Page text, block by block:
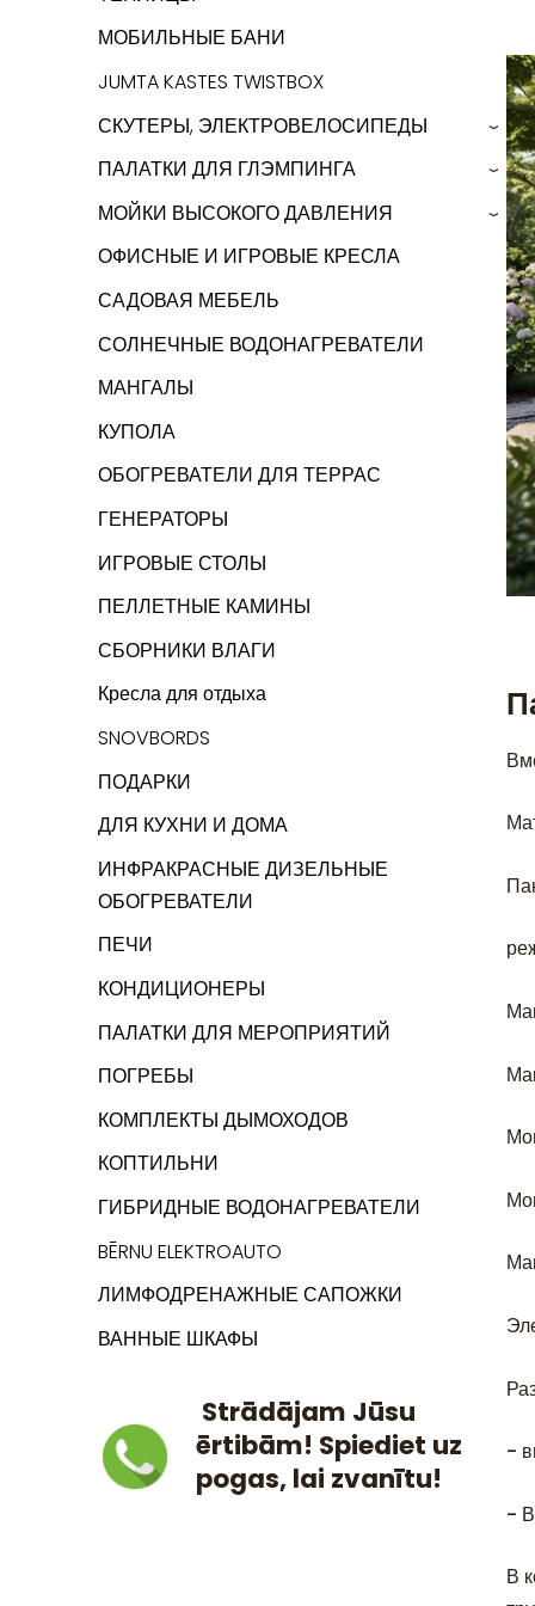
МОБИЛЬНЫЕ БАНИ
JUMTA KASTES TWISTBOX
СКУТЕРЫ, ЭЛЕКТРОВЕЛОСИПЕДЫ
›
ПАЛАТКИ ДЛЯ ГЛЭМПИНГА ›
МОЙКИ ВЫСОКОГО ДАВЛЕНИЯ ›
ОФИСНЫЕ И ИГРОВЫЕ КРЕСЛА
САДОВАЯ МЕБЕЛЬ
СОЛНЕЧНЫЕ ВОДОНАГРЕВАТЕЛИ
МАНГАЛЫ
КУПОЛА
ОБОГРЕВАТЕЛИ ДЛЯ ТЕРРАС
ГЕНЕРАТОРЫ
ИГРОВЫЕ СТОЛЫ
ПЕЛЛЕТНЫЕ КАМИНЫ
СБОРНИКИ ВЛАГИ
Кресла для отдыха
SNOVBORDS
ПОДАРКИ
ДЛЯ КУХНИ И ДОМА
ИНФРАКРАСНЫЕ ДИЗЕЛЬНЫЕ
ОБОГРЕВАТЕЛИ
ПЕЧИ
КОНДИЦИОНЕРЫ
ПАЛАТКИ ДЛЯ МЕРОПРИЯТИЙ
ПОГРЕБЫ
КОМПЛЕКТЫ ДЫМОХОДОВ
КОПТИЛЬНИ
ГИБРИДНЫЕ ВОДОНАГРЕВАТЕЛИ
BĒRNU ELEKTROAUTO
ЛИМФОДРЕНАЖНЫЕ САПОЖКИ
ВАННЫЕ ШКАФЫ
Strādājam Jūsu
ērtibām! Spiediet uz
pogas, lai zvanītu!
-
-
В